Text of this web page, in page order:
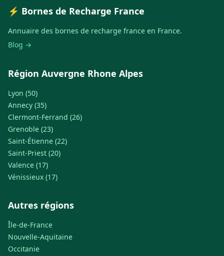
⚡ Bornes de Recharge France
Annuaire des bornes de recharge france en France.
Blog →
Région Auvergne Rhone Alpes
Lyon (50)
Annecy (35)
Clermont-Ferrand (26)
Grenoble (23)
Saint-Étienne (22)
Saint-Priest (20)
Valence (17)
Vénissieux (17)
Autres régions
Île-de-France
Nouvelle-Aquitaine
Occitanie